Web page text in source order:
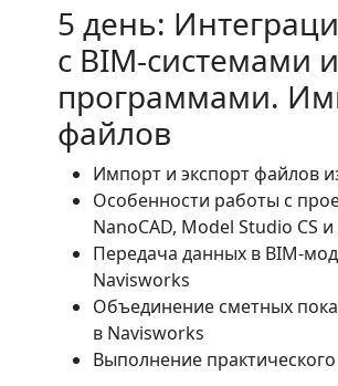
5 день:
с BIM‑системами
программами.
файлов
Импорт и экспорт файлов
Особенности работы с
NanoCAD, Model Studio CS и
Передача данных в
Navisworks
Объединение сметных
в Navisworks
Выполнение